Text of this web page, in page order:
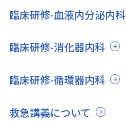
臨床研修-血液内分泌内科
臨床研修-消化器内科
臨床研修-循環器内科
救急講義について